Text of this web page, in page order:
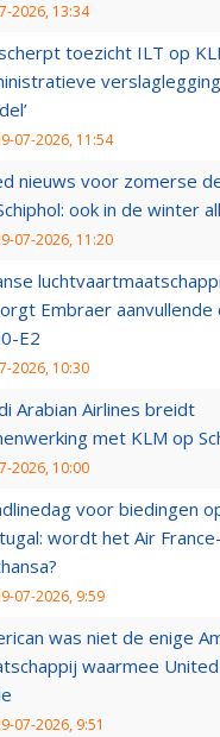
2026, 13:34
toezicht ILT op
07-2026, 11:54
nieuws voor zomerse
ook in de winter
07-2026, 11:20
Embraer
E2
2026, 10:30
Arabian Airlines breidt
met KLM op
2026, 10:00
voor biedingen
wordt het Air
07-2026, 9:59
was niet de enige
waarmee
07-2026, 9:51